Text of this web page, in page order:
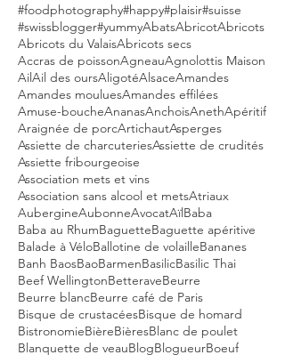
#foodphotography#happy#plaisir#suisse
#swissblogger#yummyAbatsAbricotAbricots
Abricots du ValaisAbricots secs
Accras de poissonAgneauAgnolottis Maison
AilAil des oursAligotéAlsaceAmandes
Amandes mouluesAmandes effilées
Amuse-boucheAnanasAnchoisAnethApéritif
Araignée de porcArtichautAsperges
Assiette de charcuteriesAssiette de crudités
Assiette fribourgeoise
Association mets et vins
Association sans alcool et metsAtriaux
AubergineAubonneAvocatAïlBaba
Baba au RhumBaguetteBaguette apéritive
Balade à VéloBallotine de volailleBananes
Banh BaosBaoBarmenBasilicBasilic Thai
Beef WellingtonBetteraveBeurre
Beurre blancBeurre café de Paris
Bisque de crustacéesBisque de homard
BistronomieBièreBièresBlanc de poulet
Blanquette de veauBlogBlogueurBoeuf